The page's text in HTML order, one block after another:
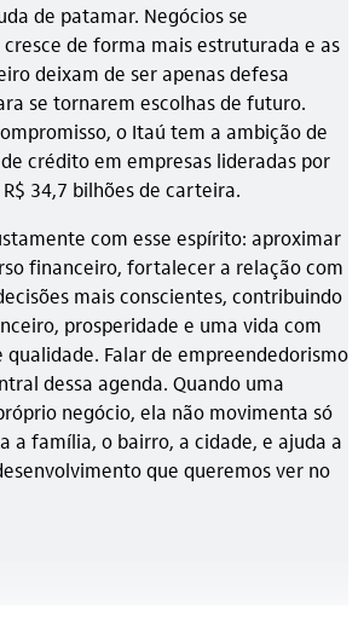
de patamar. Negócios se
de forma mais estruturada e as
deixam de ser apenas defesa
se tornarem escolhas de futuro.
o Itaú tem a ambição de
crédito em empresas lideradas por
34,7 bilhões de carteira.
com esse espírito: aproximar
financeiro, fortalecer a relação com
mais conscientes, contribuindo
prosperidade e uma vida com
Falar de empreendedorismo
dessa agenda. Quando uma
negócio, ela não movimenta só
a família, o bairro, a cidade, e ajuda a
que queremos ver no